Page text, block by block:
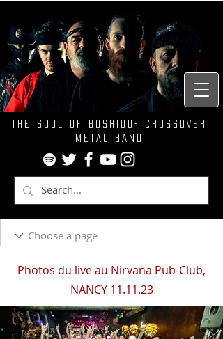
THE SOUL OF BUSHIDO- CROSSOVER
METAL BAND
Photos du live au Nirvana Pub-Club,
NANCY 11.11.23